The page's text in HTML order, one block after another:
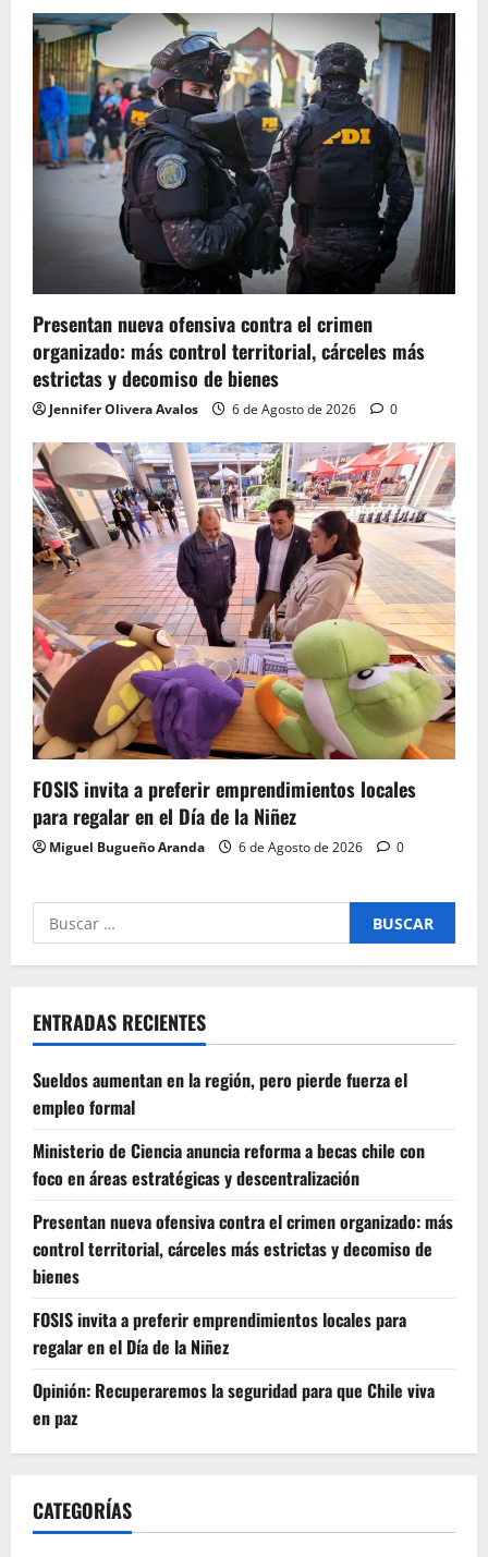
Presentan nueva ofensiva contra el crimen
organizado: más control territorial, cárceles más
estrictas y decomiso de bienes
Jennifer Olivera Avalos 6 de Agosto de 2026 0
FOSIS invita a preferir emprendimientos locales
para regalar en el Día de la Niñez
Miguel Bugueño Aranda 6 de Agosto de 2026 0
Buscar
por:
ENTRADAS RECIENTES
Sueldos aumentan en la región, pero pierde fuerza el
empleo formal
Ministerio de Ciencia anuncia reforma a becas chile con
foco en áreas estratégicas y descentralización
Presentan nueva ofensiva contra el crimen organizado: más
control territorial, cárceles más estrictas y decomiso de
bienes
FOSIS invita a preferir emprendimientos locales para
regalar en el Día de la Niñez
Opinión: Recuperaremos la seguridad para que Chile viva
en paz
CATEGORÍAS